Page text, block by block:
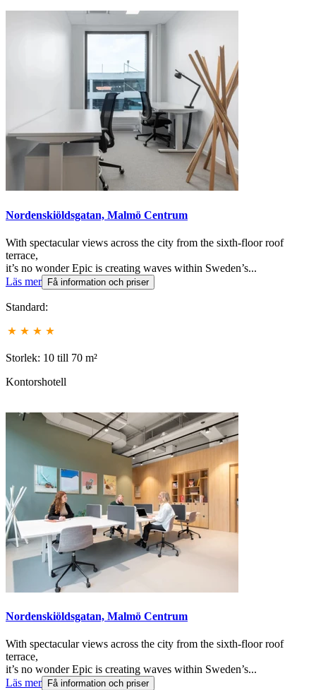
Nordenskiöldsgatan, Malmö Centrum
With spectacular views across the city from the sixth-floor roof
terrace,
it’s no wonder Epic is creating waves within Sweden’s...
Läs mer
Få information och priser
Standard:
Storlek: 10 till 70 m²
Kontorshotell
Nordenskiöldsgatan, Malmö Centrum
With spectacular views across the city from the sixth-floor roof
terrace,
it’s no wonder Epic is creating waves within Sweden’s...
Läs mer
Få information och priser